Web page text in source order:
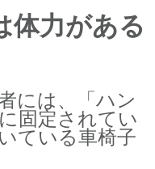
体力がある
には、「ハン
固定されてい
ている車椅子